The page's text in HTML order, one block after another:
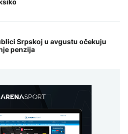
Srpskoj u avgustu očekuju
penzija